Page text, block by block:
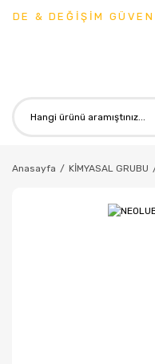
& DEĞİŞİM
Anasayfa KİMYASAL GRUBU